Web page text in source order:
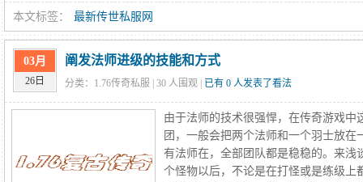
本文标签： 最新传世私服网
03月
26日
阐发法师进级的技能和方式
分类：1.76传奇私服 | 30 人围观 | 已有 0 人发表了看法
由于法师的技术很强悍，在传奇游戏
团，一般会把两个法师和一个羽士放
有法师在，全部团队都是稳稳的。来
个怪物以后，不论是在打怪或是练级上